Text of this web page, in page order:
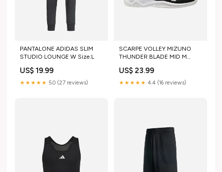
PANTALONE ADIDAS SLIM
STUDIO LOUNGE W Size:L
US$ 19.99
★★★★★ 5.0 (27 reviews)
SCARPE VOLLEY MIZUNO
THUNDER BLADE MID M
US$ 23.99
★★★★★ 4.4 (16 reviews)